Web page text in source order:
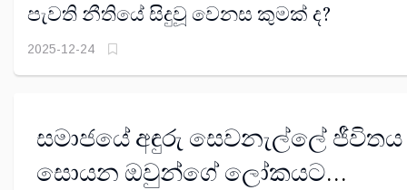
පැවති නීතියේ සිදුවූ වෙනස කුමක් ද?
2025-12-24
සමාජයේ අඳුරු සෙවනැල්ලේ ජීවිතය
සොයන ඔවුන්ගේ ලෝකයට